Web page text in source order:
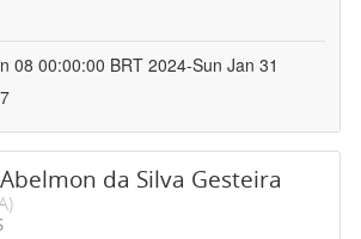
08 00:00:00 BRT 2024-Sun Jan 31
Abelmon da Silva Gesteira